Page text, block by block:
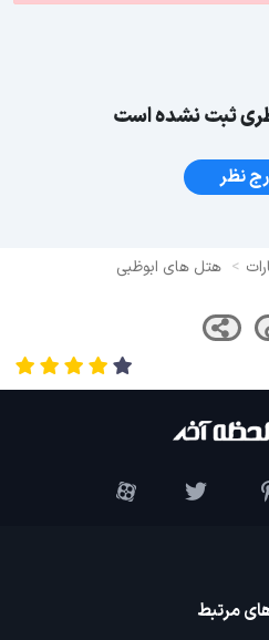
ثبت نشده است
نظر
هتل های ابوظبی
مرتبط